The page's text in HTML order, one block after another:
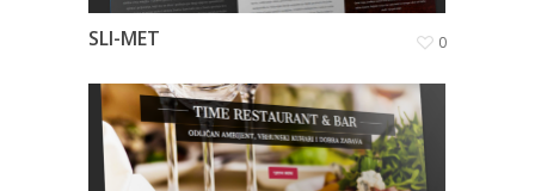
SLI-MET 0